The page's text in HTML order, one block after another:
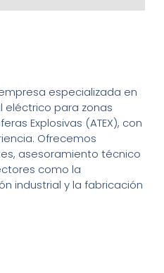
especializada en
eléctrico para zonas
Explosivas (ATEX), con
Ofrecemos
asesoramiento técnico
como la
industrial y la fabricación